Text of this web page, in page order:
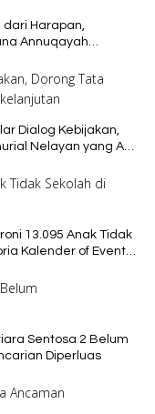
dari Harapan,
Annuqayah
Dialog Kebijakan,
Nelayan yang Adil
13.095 Anak Tidak
Kalender of Event
Sentosa 2 Belum
Diperluas